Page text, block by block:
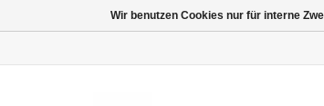
Wir benutzen Cookies nur für interne